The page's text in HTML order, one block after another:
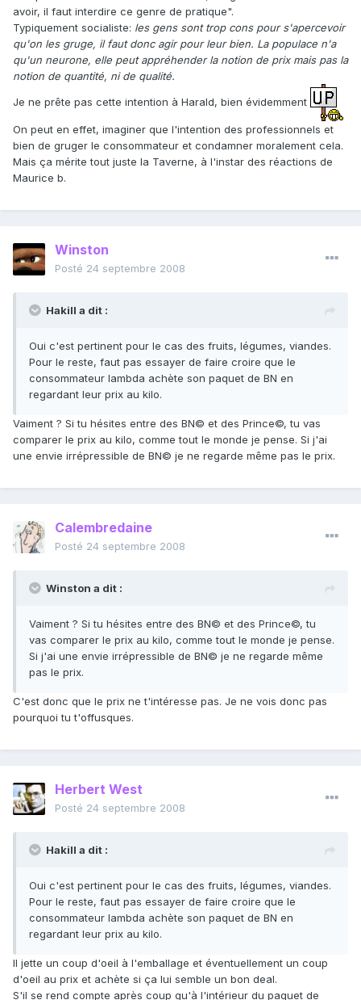
avoir, il faut interdire ce genre de pratique".
Typiquement socialiste: les gens sont trop cons pour s'apercevoir
qu'on les gruge, il faut donc agir pour leur bien. La populace n'a
qu'un neurone, elle peut appréhender la notion de prix mais pas la
notion de quantité, ni de qualité.
Je ne prête pas cette intention à Harald, bien évidemment
On peut en effet, imaginer que l'intention des professionnels et
bien de gruger le consommateur et condamner moralement cela.
Mais ça mérite tout juste la Taverne, à l'instar des réactions de
Maurice b.
Winston
Posté 24 septembre 2008
Hakill a dit :
Oui c'est pertinent pour le cas des fruits, légumes, viandes.
Pour le reste, faut pas essayer de faire croire que le
consommateur lambda achète son paquet de BN en
regardant leur prix au kilo.
Vaiment ? Si tu hésites entre des BN© et des Prince©, tu vas
comparer le prix au kilo, comme tout le monde je pense. Si j'ai
une envie irrépressible de BN© je ne regarde même pas le prix.
Calembredaine
Posté 24 septembre 2008
Winston a dit :
Vaiment ? Si tu hésites entre des BN© et des Prince©, tu
vas comparer le prix au kilo, comme tout le monde je pense.
Si j'ai une envie irrépressible de BN© je ne regarde même
pas le prix.
C'est donc que le prix ne t'intéresse pas. Je ne vois donc pas
pourquoi tu t'offusques.
Herbert West
Posté 24 septembre 2008
Hakill a dit :
Oui c'est pertinent pour le cas des fruits, légumes, viandes.
Pour le reste, faut pas essayer de faire croire que le
consommateur lambda achète son paquet de BN en
regardant leur prix au kilo.
Il jette un coup d'oeil à l'emballage et éventuellement un coup
d'oeil au prix et achète si ça lui semble un bon deal.
S'il se rend compte après coup qu'à l'intérieur du paquet de